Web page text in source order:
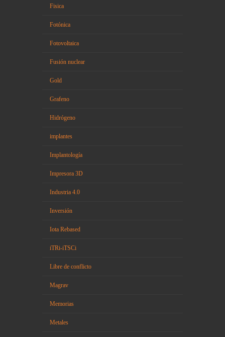
Fisica
Fotónica
Fotovoltaica
Fusión nuclear
Gold
Grafeno
Hidrógeno
implantes
Implantología
Impresora 3D
Industria 4.0
Inversión
Iota Rebased
iTRi-iTSCi
Libre de conflicto
Magrav
Memorias
Metales